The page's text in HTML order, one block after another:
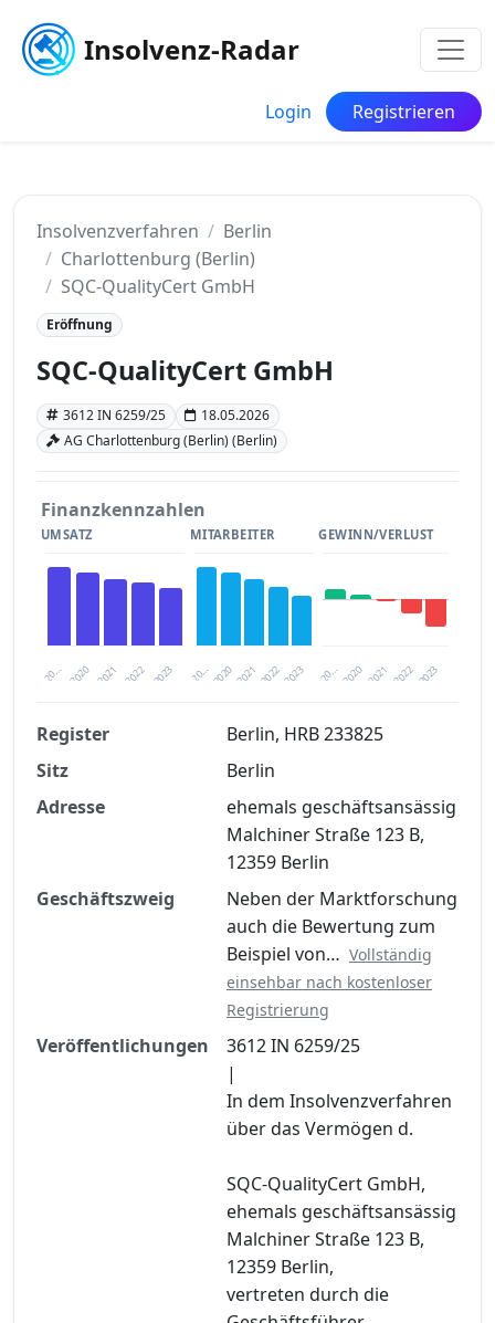
Insolvenz-Radar
Login Registrieren
Insolvenzverfahren
Berlin
Charlottenburg (Berlin)
SQC-QualityCert GmbH
Eröffnung
SQC-QualityCert GmbH
3612 IN 6259/25
18.05.2026
AG Charlottenburg (Berlin) (Berlin)
Finanzkennzahlen
UMSATZ
20… 2021 2023
2020 2022
MITARBEITER
20… 2021 2023
2020 2022
GEWINN/VERLUST
20… 2021 2023
2020 2022
Finanzkennzahlen nach kostenloser
Registrierung verfügbar
Jetzt kostenlos registrieren
Register
Berlin, HRB 233825
Sitz
Berlin
Adresse
ehemals geschäftsansässig
Malchiner Straße 123 B,
12359 Berlin
Geschäftszweig
Neben der Marktforschung
auch die Bewertung zum
Beispiel von… Vollständig
einsehbar nach kostenloser
Registrierung
Veröffentlichungen
3612 IN 6259/25
|
In dem Insolvenzverfahren
über das Vermögen d.
SQC-QualityCert GmbH,
ehemals geschäftsansässig
Malchiner Straße 123 B,
12359 Berlin,
vertreten durch die